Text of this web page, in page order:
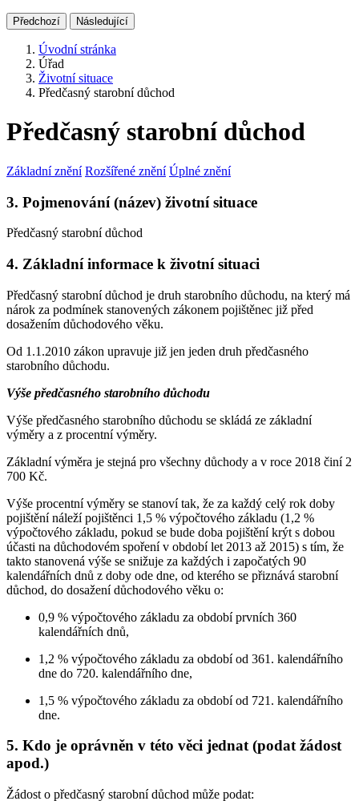
Předchozí Následující
Úvodní stránka
Úřad
Životní situace
Předčasný starobní důchod
Předčasný starobní důchod
Základní znění Rozšířené znění Úplné znění
3. Pojmenování (název) životní situace
Předčasný starobní důchod
4. Základní informace k životní situaci
Předčasný starobní důchod je druh starobního důchodu, na který má
nárok za podmínek stanovených zákonem pojištěnec již před
dosažením důchodového věku.
Od 1.1.2010 zákon upravuje již jen jeden druh předčasného
starobního důchodu.
Výše předčasného starobního důchodu
Výše předčasného starobního důchodu se skládá ze základní
výměry a z procentní výměry.
Základní výměra je stejná pro všechny důchody a v roce 2018 činí 2
700 Kč.
Výše procentní výměry se stanoví tak, že za každý celý rok doby
pojištění náleží pojištěnci 1,5 % výpočtového základu (1,2 %
výpočtového základu, pokud se bude doba pojištění krýt s dobou
účasti na důchodovém spoření v období let 2013 až 2015) s tím, že
takto stanovená výše se snižuje za každých i započatých 90
kalendářních dnů z doby ode dne, od kterého se přiznává starobní
důchod, do dosažení důchodového věku o:
0,9 % výpočtového základu za období prvních 360
kalendářních dnů,
1,2 % výpočtového základu za období od 361. kalendářního
dne do 720. kalendářního dne,
1,5 % výpočtového základu za období od 721. kalendářního
dne.
5. Kdo je oprávněn v této věci jednat (podat žádost
apod.)
Žádost o předčasný starobní důchod může podat: